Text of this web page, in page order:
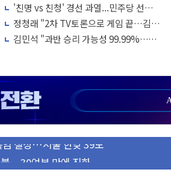
'친명 vs 친청' 경선 과열...민주당 선관위
"불법 선거운동·방해행위 엄중 제재"
정청래 "2차 TV토론으로 게임 끝…김민
석, 신천지 허위신고에 배신 사과 안 해"
김민석 "과반 승리 가능성 99.99%…정
10년 이상…리뉴얼이 경쟁력 가른다
병호 구속적부심 기각
사개혁위에 보완수사권 폐지 우려 전달
불구속 송치
조사…'당정대 회의' 한동훈·방기선 수
절정…서울 한낮 39도
불…30여분 만에 진화
로 형사사법 틀 바꿔…국민 불안감 가중"
억원…전년 比 21.2%↑